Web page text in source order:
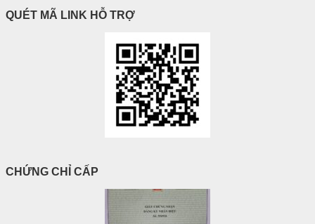
QUÉT MÃ LINK HỖ TRỢ
CHỨNG CHỈ CẤP